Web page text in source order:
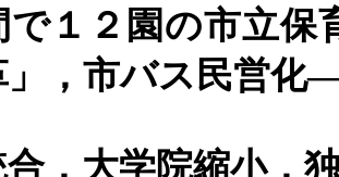
１２園の市立保
」，市バス民営化
合，大学院縮小，